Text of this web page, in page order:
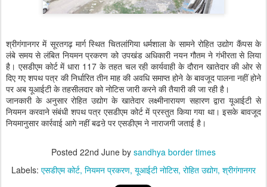
श्रीगंगानगर में सूरतगढ़ मार्ग स्थित चितलांगिया धर्मशाला के सामने रोहित उद्योग कैंपस के
लंबे समय से लंबित नियमन प्रकरण को उपखंड अधिकारी नयन गौतम ने गंभीरता से लिया
है। एसडीएम कोर्ट में धारा 117 के तहत चल रही कार्यवाही के दौरान खातेदार की ओर से
दिए गए शपथ पत्र की निर्धारित तीन माह की अवधि समाप्त होने के बावजूद पालना नहीं होने
पर अब यूआईटी के तहसीलदार को नोटिस जारी करने की तैयारी की जा रही है।
जानकारी के अनुसार रोहित उद्योग के खातेदार लक्ष्मीनारायण सहारण द्वारा यूआईटी से
नियमन करवाने संबंधी शपथ पत्र एसडीएम कोर्ट में प्रस्तुत किया गया था। इसके बावजूद
नियमानुसार कार्रवाई आगे नहीं बढऩे पर एसडीएम ने नाराजगी जताई है।
Posted 22nd June by sandhya border times
Labels: एसडीएम कोर्ट नियमन प्रकरण यूआईटी नोटिस रोहित उद्योग श्रीगंगानगर